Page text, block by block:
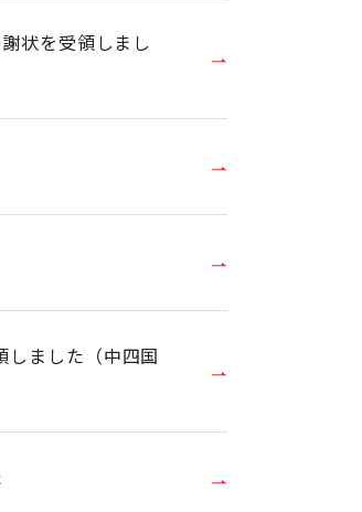
状を受領しまし
しました（中四国